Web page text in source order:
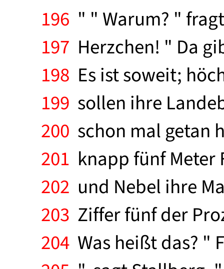
196 " " Warum? "
197 Herzchen! " Da
198 Es ist soweit;
199 sollen ihre
200 schon mal getan
201 knapp fünf
202 und Nebel ihre
203 Ziffer fünf der
204 Was heißt das? "